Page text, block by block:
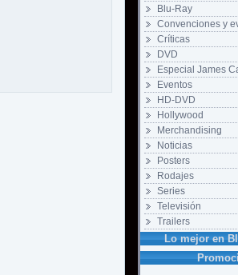
Blu-Ray
Convenciones y
Críticas
DVD
Especial James
Eventos
HD-DVD
Hollywood
Merchandising
Noticias
Posters
Rodajes
Series
Televisión
Trailers
Lo mejor en